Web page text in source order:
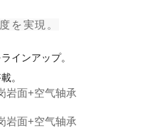
を実現。
インアップ。
。